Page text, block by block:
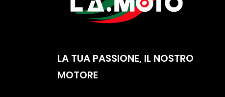
LA TUA PASSIONE, IL NOSTRO
MOTORE